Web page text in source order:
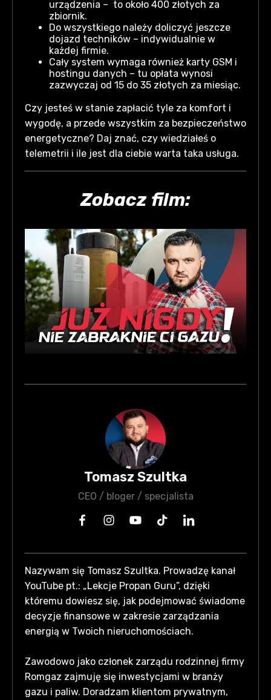
urządzenia – to około 400 złotych za
zbiornik.
Do wszystkiego należy doliczyć jeszcze
dojazd techników – indywidualnie w
każdej firmie.
Cały system wymaga również karty GSM i
hostingu danych – tu opłata wynosi
zazwyczaj od 15 do 35 złotych za miesiąc.
Czy jesteś w stanie zapłacić tyle za komfort i
wygodę, a przede wszystkim za bezpieczeństwo
energetyczne? Daj znać, czy wiedziałeś o
telemetrii i ile jest dla ciebie warta taka usługa.
Zobacz film:
Tomasz Szultka
CEO / bloger / specjalista
Nazywam się Tomasz Szultka. Prowadzę kanał
YouTube pt.: „Lekcje Propan Guru”, dzięki
któremu dowiesz się, jak podejmować świadome
decyzje finansowe w zakresie zarządzania
energią w Twoich nieruchomościach.
Zawodowo jako członek zarządu rodzinnej firmy
Romgaz zajmuję się inwestycjami w branży
gazu i paliw. Doradzam klientom prywatnym,